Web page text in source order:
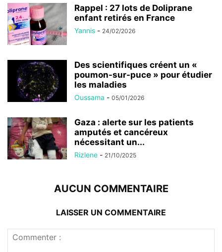
Rappel : 27 lots de Doliprane
enfant retirés en France
Yannis - 24/02/2026
Des scientifiques créent un «
poumon-sur-puce » pour étudier
les maladies
Oussama - 05/01/2026
Gaza : alerte sur les patients
amputés et cancéreux
nécessitant un...
Rizlene - 21/10/2025
AUCUN COMMENTAIRE
LAISSER UN COMMENTAIRE